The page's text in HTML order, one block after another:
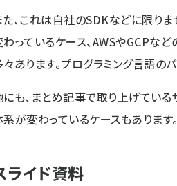
た、これは自社のSDKなどに限り
っているケース、AWSやGCPな
々あります。プログラミング言語の
も、まとめ記事で取り上げている
系が変わっているケースもあります。
ライド資料